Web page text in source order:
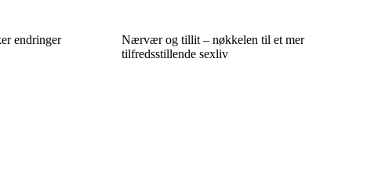
endringer
Nærvær og tillit – nøkkelen til et mer
tilfredsstillende sexliv